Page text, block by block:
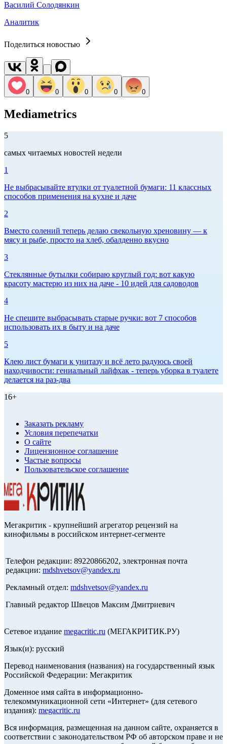
Василий Солодянкин
Аналитик
Поделиться новостью
0 0 0 0 0
Mediametrics
5
самых читаемых новостей недели
1
Не выбрасывайте втулки от туалетной бумаги: 11 классных
способов применения на кухне и даче
2
Вместо солений теперь делаю свекольную хреновину — к
мясу и рыбе, просто на хлеб, обалденно вкусно
3
Стеклянные бутылки собираю круглый год: вот какую
красоту мастерю из них на даче - 10 идей для садоводов
4
Не спешите выбрасывать старые ручки: вот 7 способов
использовать их в быту и на даче
5
Клею лист бумаги к унитазу и всё лето радуюсь своей
находчивости: гениальный лайфхак - теперь уборка в туалете
делается на раз-два
16+
Заказать рекламу
Условия перепечатки
О сайте
Лицензионное соглашение
Частые вопросы
Пользовательское соглашение
Мегакритик - крупнейший агрегатор рецензий на
кинофильмы в российском интернет-сегменте
Телефон редакции: 89220866202, электронная почта
редакции: mdshvetsov@yandex.ru
Рекламный отдел: mdshvetsov@yandex.ru
Главный редактор Швецов Максим Дмитриевич
Сетевое издание megacritic.ru (МЕГАКРИТИК.РУ)
Язык(и): русский
Перевод наименования (названия) на государственный язык
Российской Федерации: Мегакритик
Доменное имя сайта в информационно-
телекоммуникационной сети «Интернет» (для сетевого
издания): megacritic.ru
Вся информация, размещенная на данном сайте, охраняется в
соответствии с законодательством РФ об авторском праве и не